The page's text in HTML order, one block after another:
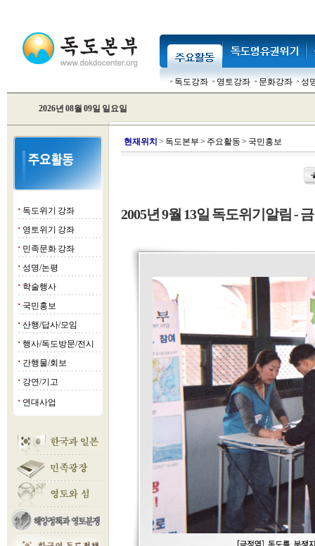
독도강좌 영토강좌 문화강좌 성
2026년 08월 09일 일요일
■ 독도위기 강좌
■ 영토위기 강좌
■ 민족문화 강좌
■ 성명/논평
■ 학술행사
■ 국민홍보
■ 산행/답사/모임
■ 행사/독도방문/전시
■ 간행물/회보
■ 강연/기고
■ 연대사업
현재위치 > 독도본부 > 주요활동 > 국민홍보
2005년 9월 13일 독도위기알림 -